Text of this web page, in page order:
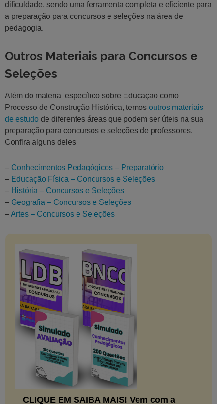
dificuldade, sendo uma ferramenta completa e eficiente para
a preparação para concursos e seleções na área de
pedagogia.
Outros Materiais para Concursos e
Seleções
Além do material específico sobre Educação como
Processo de Construção Histórica, temos outros materiais
de estudo de diferentes áreas que podem ser úteis na sua
preparação para concursos e seleções de professores.
Confira alguns deles:
– Conhecimentos Pedagógicos – Preparatório
– Educação Física – Concursos e Seleções
– História – Concursos e Seleções
– Geografia – Concursos e Seleções
–Artes – Concursos e Seleções
CLIQUE EM SAIBA MAIS! Vem com a